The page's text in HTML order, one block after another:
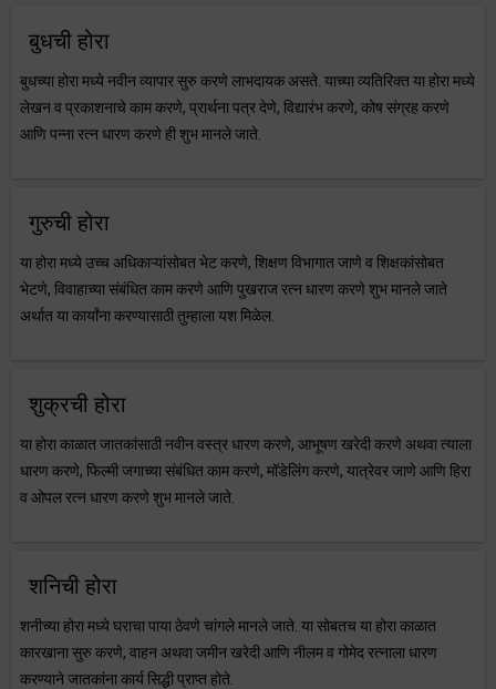
बुधची होरा
बुधच्या होरा मध्ये नवीन व्यापार सुरु करणे लाभदायक असते. याच्या व्यतिरिक्त या होरा मध्ये
लेखन व प्रकाशनाचे काम करणे, प्रार्थना पत्र देणे, विद्यारंभ करणे, कोष संग्रह करणे
आणि पन्ना रत्न धारण करणे ही शुभ मानले जाते.
गुरुची होरा
या होरा मध्ये उच्च अधिकाऱ्यांसोबत भेट करणे, शिक्षण विभागात जाणे व शिक्षकांसोबत
भेटणे, विवाहाच्या संबंधित काम करणे आणि पुखराज रत्न धारण करणे शुभ मानले जाते
अर्थात या कार्यांना करण्यासाठी तुम्हाला यश मिळेल.
शुक्रची होरा
या होरा काळात जातकांसाठी नवीन वस्त्र धारण करणे, आभूषण खरेदी करणे अथवा त्याला
धारण करणे, फिल्मी जगाच्या संबंधित काम करणे, मॉडेलिंग करणे, यात्रेवर जाणे आणि हिरा
व ओपल रत्न धारण करणे शुभ मानले जाते.
शनिची होरा
शनीच्या होरा मध्ये घराचा पाया ठेवणे चांगले मानले जाते. या सोबतच या होरा काळात
कारखाना सुरु करणे, वाहन अथवा जमीन खरेदी आणि नीलम व गोमेद रत्नाला धारण
करण्याने जातकांना कार्य सिद्धी प्राप्त होते.